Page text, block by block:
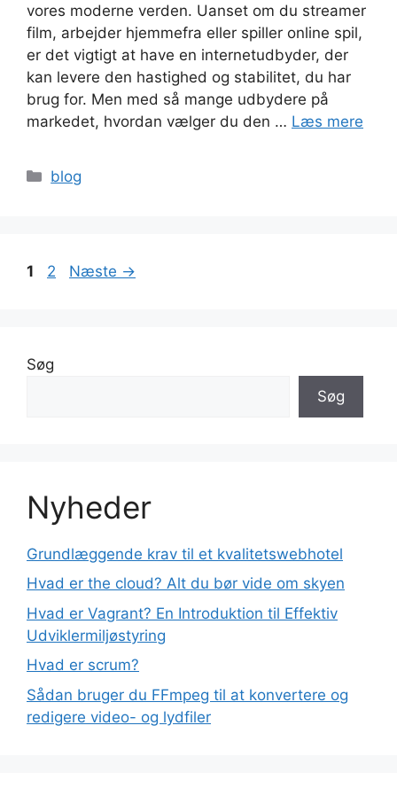
vores moderne verden. Uanset om du streamer
film, arbejder hjemmefra eller spiller online spil,
er det vigtigt at have en internetudbyder, der
kan levere den hastighed og stabilitet, du har
brug for. Men med så mange udbydere på
markedet, hvordan vælger du den … Læs mere
Kategorier
blog
Page
1 Page
2 Næste →
Søg
Søg
Nyheder
Grundlæggende krav til et kvalitetswebhotel
Hvad er the cloud? Alt du bør vide om skyen
Hvad er Vagrant? En Introduktion til Effektiv
Udviklermiljøstyring
Hvad er scrum?
Sådan bruger du FFmpeg til at konvertere og
redigere video- og lydfiler